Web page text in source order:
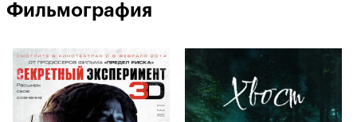
Фильмография